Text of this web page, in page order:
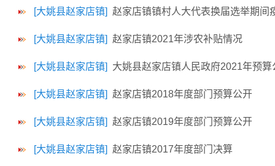
[大姚县赵家店镇] 赵家店镇镇村人大代表换届选举期间
[大姚县赵家店镇] 赵家店镇2021年涉农补贴情况
[大姚县赵家店镇] 大姚县赵家店镇人民政府2021年预算
[大姚县赵家店镇] 赵家店镇2018年度部门预算公开
[大姚县赵家店镇] 赵家店镇2019年度部门预算公开
[大姚县赵家店镇] 赵家店镇2017年度部门决算